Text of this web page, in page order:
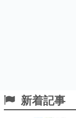
新着記事